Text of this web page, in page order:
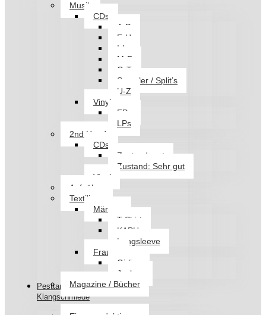
Musik
CDs
A-D
E-H
I-L
M-P
Q-T
Sampler / Split’s
U-Z
Vinyl
EPs
LPs
2nd Hand
CDs
Zustand: gut
Zustand: Sehr gut
Vinyl
Aufnäher
Textilien
Männer
T-Shirt
KAPU
Longsleeve
Frauen
Girlies
Jacken
Magazine / Bücher
Pesttanz
Klangschmiede